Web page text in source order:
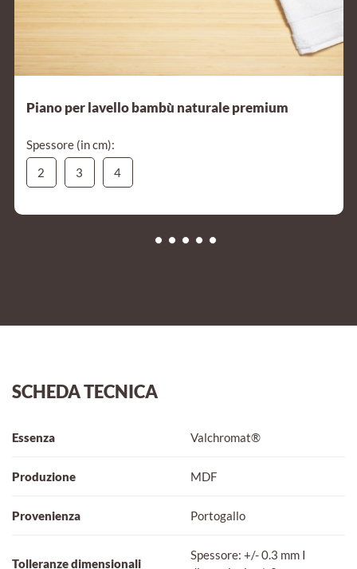
Piano per lavello bambù naturale premium
Spessore (in cm):
2
3 4
SCHEDA TECNICA
Essenza Valchromat®
Produzione MDF
Provenienza Portogallo
Tolleranze dimensionali
Spessore: +/- 0.3 mm I